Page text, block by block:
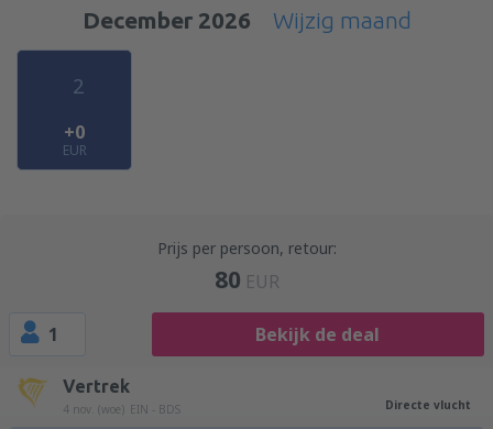
December 2026
Wijzig maand
2
+0
EUR
Prijs per persoon, retour:
80 EUR
1 Bekijk de deal
Vertrek
4 nov. (woe) EIN - BDS Directe vlucht